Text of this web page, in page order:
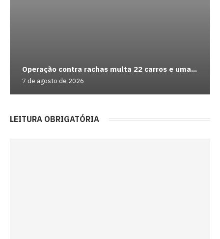
Operação contra rachas multa 22 carros e uma...
7 de agosto de 2026
LEITURA OBRIGATÓRIA